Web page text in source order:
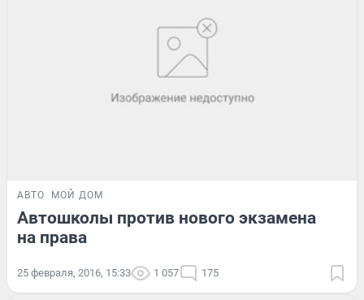
АВТО МОЙ ДОМ
Автошколы против нового экзамена
на права
25 февраля, 2016, 15:33 1 057 175